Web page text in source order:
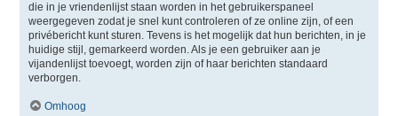
die in je vriendenlijst staan worden in het gebruikerspaneel
weergegeven zodat je snel kunt controleren of ze online zijn, of een
privébericht kunt sturen. Tevens is het mogelijk dat hun berichten, in je
huidige stijl, gemarkeerd worden. Als je een gebruiker aan je
vijandenlijst toevoegt, worden zijn of haar berichten standaard
verborgen.
Omhoog